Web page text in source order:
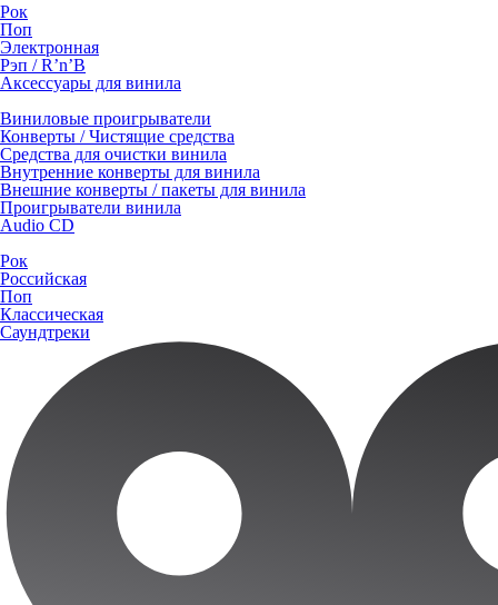
Рок
Поп
Электронная
Рэп / R’n’B
Аксессуары для винила
Виниловые проигрыватели
Конверты / Чистящие средства
Средства для очистки винила
Внутренние конверты для винила
Внешние конверты / пакеты для винила
Проигрыватели винила
Audio CD
Рок
Российская
Поп
Классическая
Саундтреки